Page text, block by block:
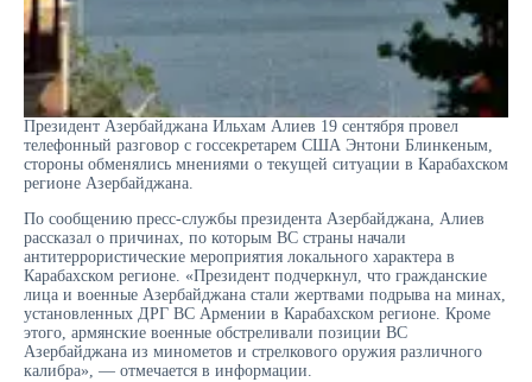
Президент Азербайджана Ильхам Алиев 19 сентября провел
телефонный разговор с госсекретарем США Энтони Блинкеным,
стороны обменялись мнениями о текущей ситуации в Карабахском
регионе Азербайджана.
По сообщению пресс-службы президента Азербайджана, Алиев
рассказал о причинах, по которым ВС страны начали
антитеррористические мероприятия локального характера в
Карабахском регионе. «Президент подчеркнул, что гражданские
лица и военные Азербайджана стали жертвами подрыва на минах,
установленных ДРГ ВС Армении в Карабахском регионе. Кроме
этого, армянские военные обстреливали позиции ВС
Азербайджана из минометов и стрелкового оружия различного
калибра», — отмечается в информации.